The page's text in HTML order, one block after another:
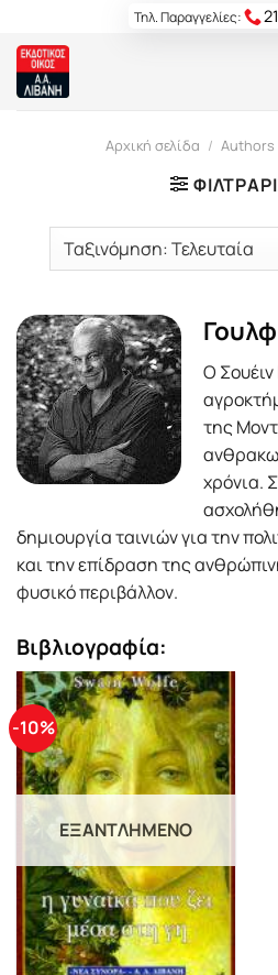
content
Τηλ. Παραγγελίες:
Αρχική σελίδα / Authors
O
της
χρόνια.
δημιουργία ταινιών για την
και την επίδραση της
φυσικό περιβάλλον.
Βιβλιογραφία:
-10%
ΕΞΑΝΤΛΗΜΈΝΟ